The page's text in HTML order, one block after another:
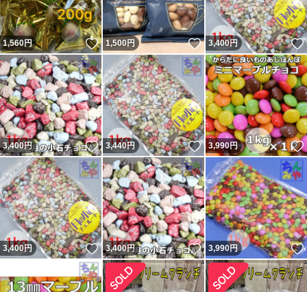
1,560円 いいね！
1,500円 いいね！
3,400円
3,400円 いいね！
3,440円 いいね！
3,990円
3,400円 いいね！
3,400円 いいね！
3,990円